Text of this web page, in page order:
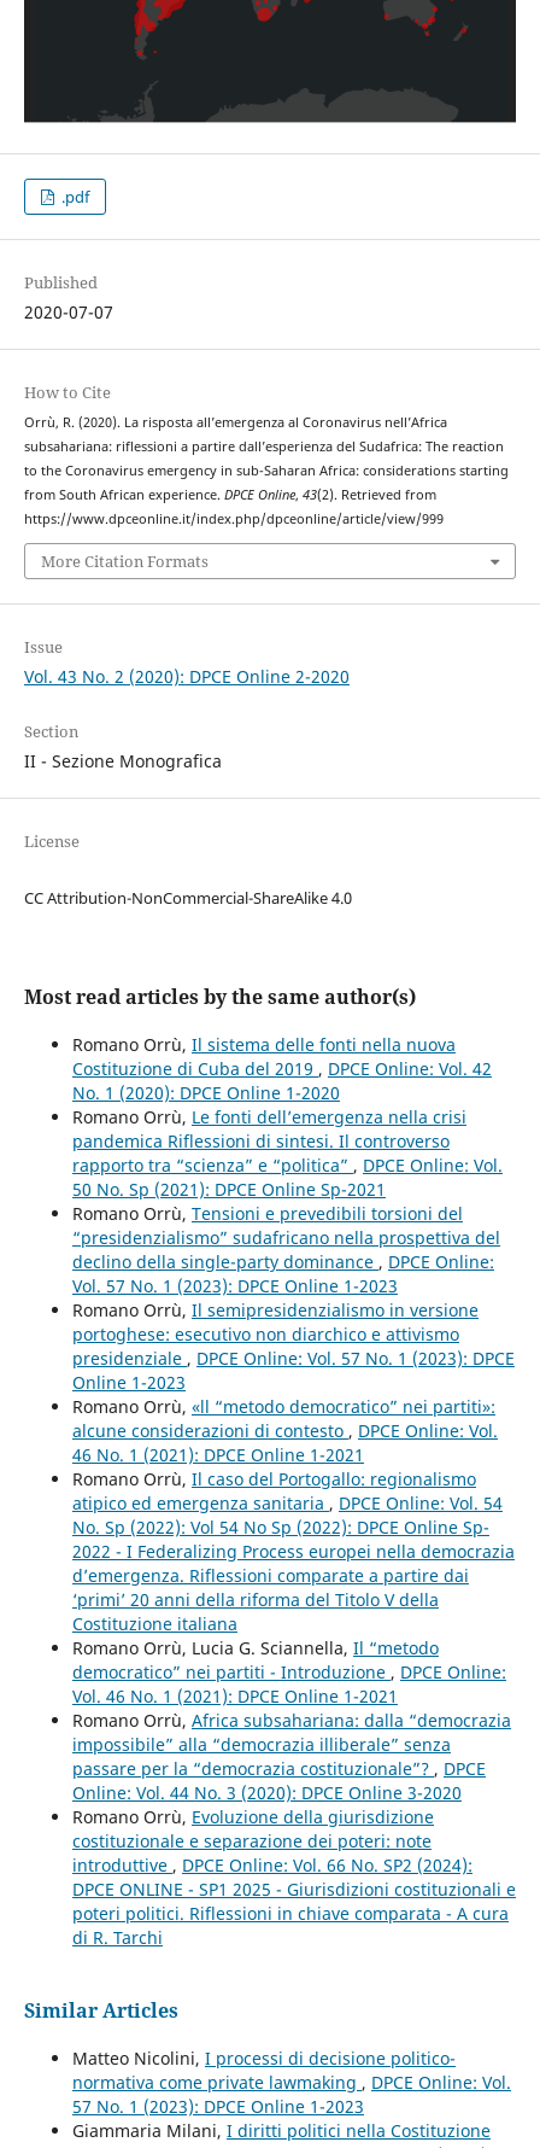
.pdf
Published
2020-07-07
How to Cite
Orrù, R. (2020). La risposta all’emergenza al Coronavirus nell’Africa
subsahariana: riflessioni a partire dall’esperienza del Sudafrica: The reaction
to the Coronavirus emergency in sub-Saharan Africa: considerations starting
from South African experience. DPCE Online, 43(2). Retrieved from
https://www.dpceonline.it/index.php/dpceonline/article/view/999
More Citation Formats
Issue
Vol. 43 No. 2 (2020): DPCE Online 2-2020
Section
II - Sezione Monografica
License
CC Attribution-NonCommercial-ShareAlike 4.0
Most read articles by the same author(s)
Romano Orrù, Il sistema delle fonti nella nuova
Costituzione di Cuba del 2019 , DPCE Online: Vol. 42
No. 1 (2020): DPCE Online 1-2020
Romano Orrù, Le fonti dell’emergenza nella crisi
pandemica Riflessioni di sintesi. Il controverso
rapporto tra “scienza” e “politica” , DPCE Online: Vol.
50 No. Sp (2021): DPCE Online Sp-2021
Romano Orrù, Tensioni e prevedibili torsioni del
“presidenzialismo” sudafricano nella prospettiva del
declino della single-party dominance , DPCE Online:
Vol. 57 No. 1 (2023): DPCE Online 1-2023
Romano Orrù, Il semipresidenzialismo in versione
portoghese: esecutivo non diarchico e attivismo
presidenziale , DPCE Online: Vol. 57 No. 1 (2023): DPCE
Online 1-2023
Romano Orrù, «ll “metodo democratico” nei partiti»:
alcune considerazioni di contesto , DPCE Online: Vol.
46 No. 1 (2021): DPCE Online 1-2021
Romano Orrù, Il caso del Portogallo: regionalismo
atipico ed emergenza sanitaria , DPCE Online: Vol. 54
No. Sp (2022): Vol 54 No Sp (2022): DPCE Online Sp-
2022 - I Federalizing Process europei nella democrazia
d’emergenza. Riflessioni comparate a partire dai
‘primi’ 20 anni della riforma del Titolo V della
Costituzione italiana
Romano Orrù, Lucia G. Sciannella, Il “metodo
democratico” nei partiti - Introduzione , DPCE Online:
Vol. 46 No. 1 (2021): DPCE Online 1-2021
Romano Orrù, Africa subsahariana: dalla “democrazia
impossibile” alla “democrazia illiberale” senza
passare per la “democrazia costituzionale”? , DPCE
Online: Vol. 44 No. 3 (2020): DPCE Online 3-2020
Romano Orrù, Evoluzione della giurisdizione
costituzionale e separazione dei poteri: note
introduttive , DPCE Online: Vol. 66 No. SP2 (2024):
DPCE ONLINE - SP1 2025 - Giurisdizioni costituzionali e
poteri politici. Riflessioni in chiave comparata - A cura
di R. Tarchi
Similar Articles
Matteo Nicolini, I processi di decisione politico-
normativa come private lawmaking , DPCE Online: Vol.
57 No. 1 (2023): DPCE Online 1-2023
Giammaria Milani, I diritti politici nella Costituzione